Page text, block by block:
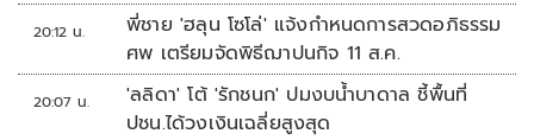
20:12 น.
พี่ชาย 'ฮลุน โซโล่' แจ้งกำหนดการสวดอภิธรรม
ศพ เตรียมจัดพิธีฌาปนกิจ 11 ส.ค.
20:07 น.
'ลลิดา' โต้ 'รักชนก' ปมงบน้ำบาดาล ชี้พื้นที่
ปชน.ได้วงเงินเฉลี่ยสูงสุด